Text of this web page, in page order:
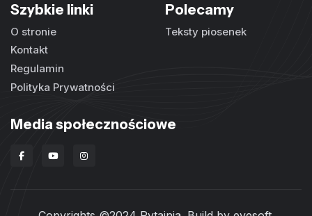
Szybkie linki
O stronie
Kontakt
Regulamin
Polityka Prywatności
Polecamy
Teksty piosenek
Media społecznościowe